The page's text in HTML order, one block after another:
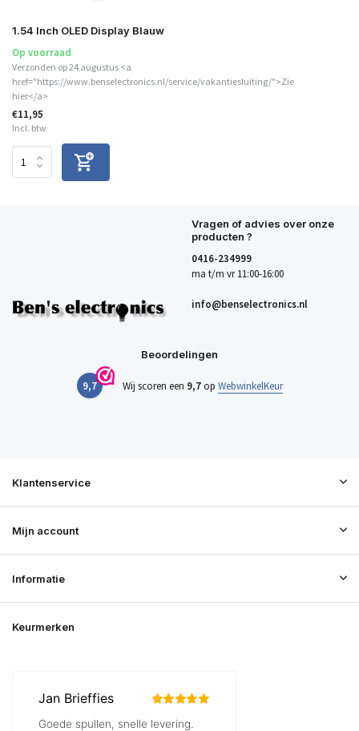
1.54 Inch OLED Display Blauw
Op voorraad
Verzonden op 24 augustus <a
href="https://www.benselectronics.nl/service/vakantiesluiting/">Zie
hier</a>
€11,95
Incl. btw
Vragen of advies over onze
producten ?
0416-234999
ma t/m vr 11:00-16:00
info@benselectronics.nl
Beoordelingen
9,7 Wij scoren een 9,7op WebwinkelKeur
Klantenservice
Mijn account
Informatie
Keurmerken